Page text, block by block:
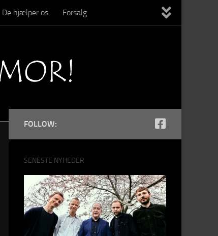
De hjælper os Forsalg
FOLLOW:
SENESTE NYHEDER